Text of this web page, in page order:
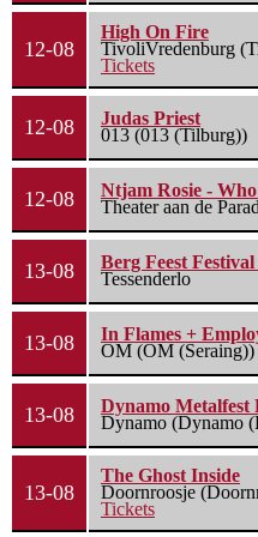
12-08
High On Fire
TivoliVredenburg
Tickets
12-08
Judas Priest
013 (013 (Tilburg))
12-08
Ntjam Rosie -
Theater aan de
13-08
Berg Feest
Tessenderlo
13-08
In Flames +
OM (OM (Seraing))
13-08
Dynamo Metalfest
Dynamo (Dynamo
13-08
The Ghost Inside
Doornroosje
Tickets